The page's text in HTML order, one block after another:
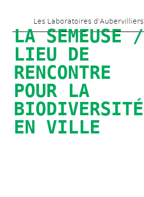
to
main
content
Les Laboratoires d’Aubervilliers
LA SEMEUSE /
LIEU DE
RENCONTRE
POUR LA
BIODIVERSITÉ
EN VILLE